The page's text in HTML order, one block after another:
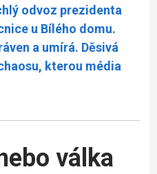
odvoz prezidenta
u Bílého domu.
a umírá. Děsivá
kterou média
válka